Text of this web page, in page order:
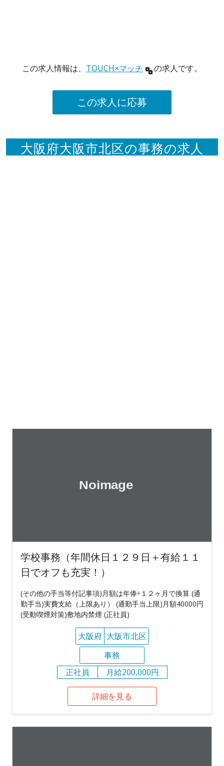
この求人情報は、 TOUCH×マッチ の求人です。
この求人に応募
大阪府大阪市北区の事務の求人
学校事務（年間休日１２９日＋有給１１
日でオフも充実！）
(その他の手当等付記事項)月額は年俸÷１２ヶ月で換算 (通
勤手当)実費支給（上限あり） (通勤手当上限)月額40000円
(受動喫煙対策)敷地内禁煙 (正社員)
大阪府 大阪市北区
事務
正社員
月給200,000円
詳細を見る